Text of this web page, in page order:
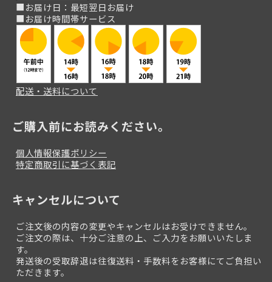
■お届け日：最短翌日お届け
■お届け時間帯サービス
配送・送料について
ご購入前にお読みください。
個人情報保護ポリシー
特定商取引に基づく表記
キャンセルについて
ご注文後の内容の変更やキャンセルはお受けできません。
ご注文の際は、十分ご注意の上、ご入力をお願いいたしま
す。
発送後の受取辞退は往復送料・手数料をお客様にてご負担い
ただきます。